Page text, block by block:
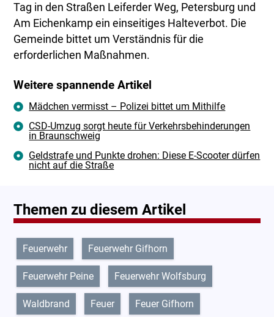
Tag in den Straßen Leiferder Weg, Petersburg und
Am Eichenkamp ein einseitiges Halteverbot. Die
Gemeinde bittet um Verständnis für die
erforderlichen Maßnahmen.
Weitere spannende Artikel
Mädchen vermisst – Polizei bittet um Mithilfe
CSD-Umzug sorgt heute für Verkehrsbehinderungen
in Braunschweig
Geldstrafe und Punkte drohen: Diese E-Scooter dürfen
nicht auf die Straße
Themen zu diesem Artikel
Feuerwehr Feuerwehr Gifhorn
Feuerwehr Peine Feuerwehr Wolfsburg
Waldbrand Feuer Feuer Gifhorn